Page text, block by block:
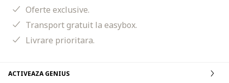
Oferte exclusive.
Transport gratuit la easybox.
Livrare prioritara.
ACTIVEAZA GENIUS